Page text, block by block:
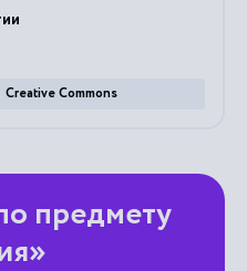
Creative Commons
предмету